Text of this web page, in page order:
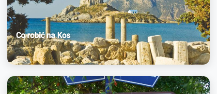
Co robić na Kos